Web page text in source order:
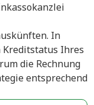
In
Kreditstatus Ihres
die Rechnung
entsprechend